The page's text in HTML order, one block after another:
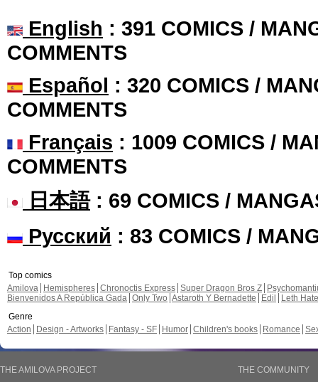
English : 391 COMICS /
COMMENTS
Español : 320 COMICS /
COMMENTS
Français : 1009 COMICS /
COMMENTS
日本語: 69 COMICS /
Русский : 83 COMICS /
Top comics
Amilova
Hemispheres Chronoctis Express Super Dragon Bros Z
Bienvenidos A República Gada Only Two Astaroth Y Bernadette Edil
Leth Hate
Genre
Action
Design - Artworks Fantasy - SF Humor Children's books Romance
THE AMILOVA PROJECT
THE COMMUNITY